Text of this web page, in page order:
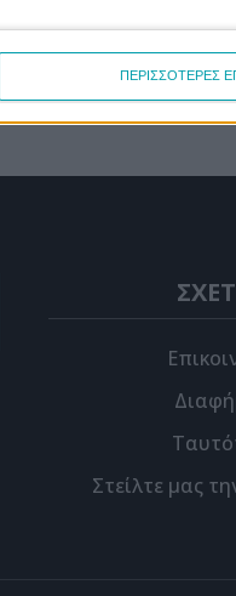
ΠΕΡΙΣΣΟΤΕΡΕΣ
Στείλτε μας